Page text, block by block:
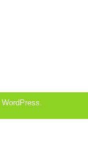
WordPress.